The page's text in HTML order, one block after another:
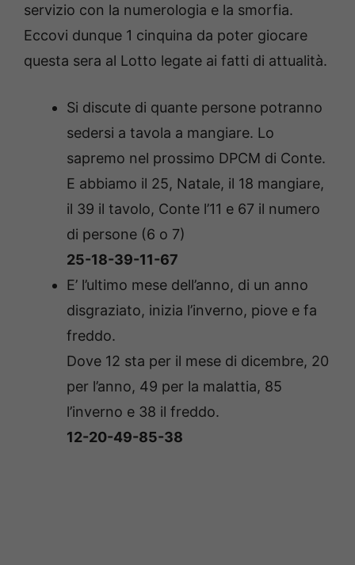
servizio con la numerologia e la smorfia.
Eccovi dunque 1 cinquina da poter giocare
questa sera al Lotto legate ai fatti di attualità.
Si discute di quante persone potranno
sedersi a tavola a mangiare. Lo
sapremo nel prossimo DPCM di Conte.
E abbiamo il 25, Natale, il 18 mangiare,
il 39 il tavolo, Conte l’11 e 67 il numero
di persone (6 o 7)
25-18-39-11-67
E’ l’ultimo mese dell’anno, di un anno
disgraziato, inizia l’inverno, piove e fa
freddo.
Dove 12 sta per il mese di dicembre, 20
per l’anno, 49 per la malattia, 85
l’inverno e 38 il freddo.
12-20-49-85-38